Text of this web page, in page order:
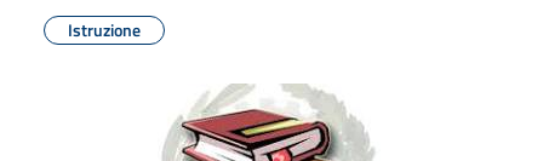
Istruzione